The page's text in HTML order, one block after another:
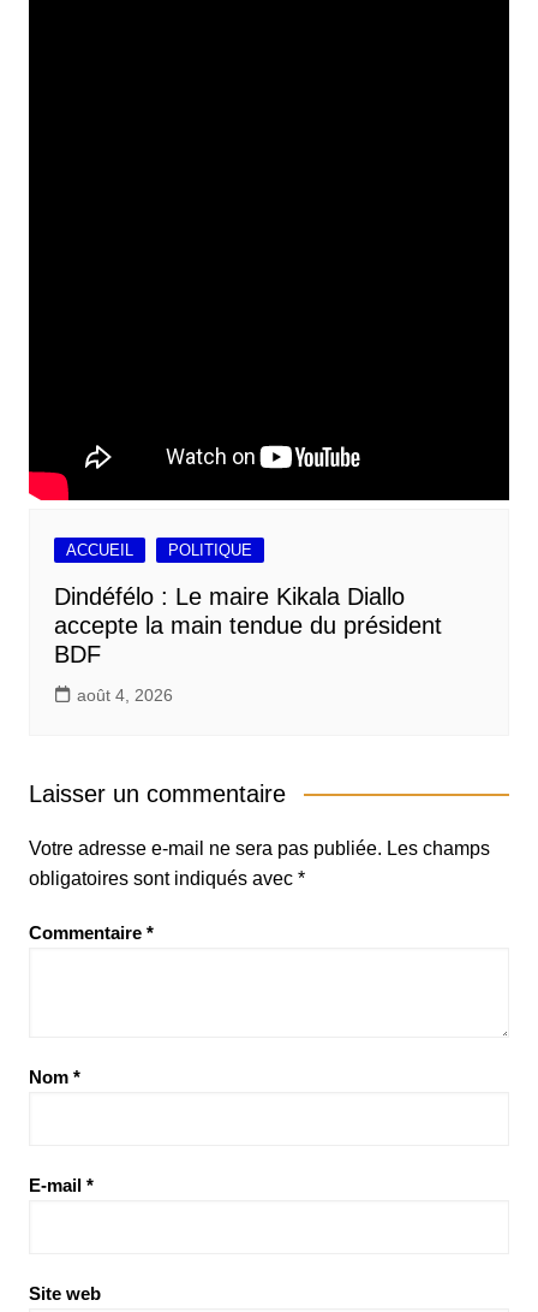
ACCUEIL POLITIQUE
Dindéfélo : Le maire Kikala Diallo
accepte la main tendue du président
BDF
août 4, 2026
Laisser un commentaire
Votre adresse e-mail ne sera pas publiée. Les champs
obligatoires sont indiqués avec *
Commentaire *
Nom *
E-mail *
Site web